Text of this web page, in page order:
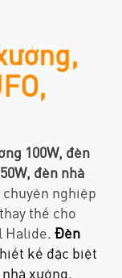
100W, đèn
đèn nhà
nghiệp
thế cho
Halide. Đèn
kế đặc biệt